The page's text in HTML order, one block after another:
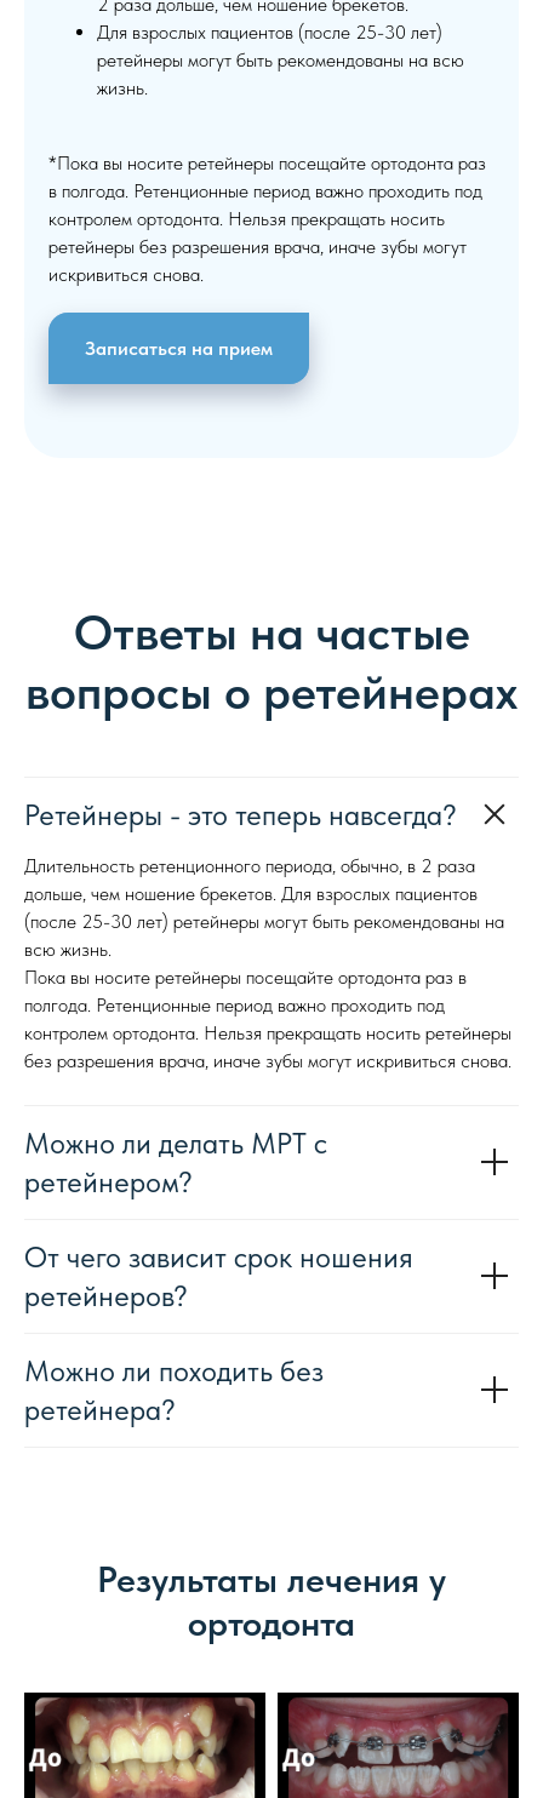
Для взрослых пациентов (после 25-30 лет)
ретейнеры могут быть рекомендованы на всю
жизнь.
*Пока вы носите ретейнеры посещайте ортодонта раз
в полгода. Ретенционные период важно проходить под
контролем ортодонта. Нельзя прекращать носить
ретейнеры без разрешения врача, иначе зубы могут
искривиться снова.
Записаться на прием
Ответы на частые
вопросы о ретейнерах
Ретейнеры - это теперь навсегда?
Длительность ретенционного периода, обычно, в 2 раза
дольше, чем ношение брекетов. Для взрослых пациентов
(после 25-30 лет) ретейнеры могут быть рекомендованы на
всю жизнь.
Пока вы носите ретейнеры посещайте ортодонта раз в
полгода. Ретенционные период важно проходить под
контролем ортодонта. Нельзя прекращать носить ретейнеры
без разрешения врача, иначе зубы могут искривиться снова.
Можно ли делать МРТ с
ретейнером?
От чего зависит срок ношения
ретейнеров?
Можно ли походить без
ретейнера?
Результаты лечения у
ортодонта